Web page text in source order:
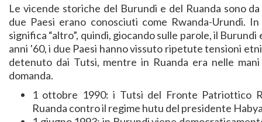
Le vicende storiche del Burundi e del Ruanda sono
due Paesi erano conosciuti come Rwanda-Urundi.
significa “altro”, quindi, giocando sulle parole, il
anni '60, i due Paesi hanno vissuto ripetute tensioni
detenuto dai Tutsi, mentre in Ruanda era nelle
domanda.
1 ottobre 1990: i Tutsi del Fronte Patriottico
Ruanda contro il regime hutu del presidente